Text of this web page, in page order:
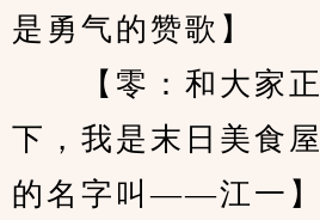
是勇气的赞歌】
【零：和大家正
下，我是末日美食
的名字叫——江一】